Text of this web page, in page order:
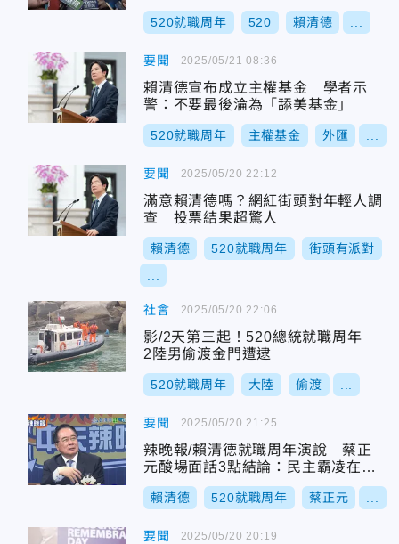
520就職周年 520 賴清德
要聞
賴清德宣布成立主權基金 學者示
警：不要最後淪為「舔美基金」
520就職周年 主權基金 外匯
2025/05/21 08:36
要聞
滿意賴清德嗎？網紅街頭對年輕人調
查 投票結果超驚人
賴清德 520就職周年 街頭有派對
2025/05/20 22:12
社會
影/2天第三起！520總統就職周年
2陸男偷渡金門遭逮
520就職周年 大陸 偷渡
2025/05/20 22:06
要聞
辣晚報/賴清德就職周年演說 蔡正
元酸場面話3點結論：民主霸凌在野
黨
賴清德 520就職周年 蔡正元
2025/05/20 21:25
要聞 2025/05/20 20:19